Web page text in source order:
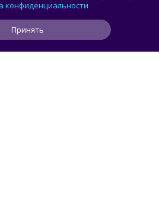
который
человека
конфиденциальности
Принять